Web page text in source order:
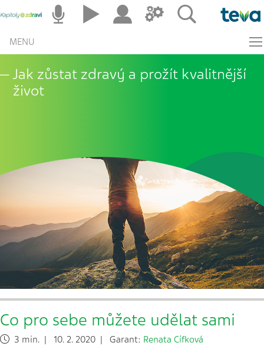
MENU
Jak zůstat zdravý a prožít kvalitnější
život
Co pro sebe můžete udělat sami
3 min. | 10. 2. 2020 | Garant: Renata Cífková